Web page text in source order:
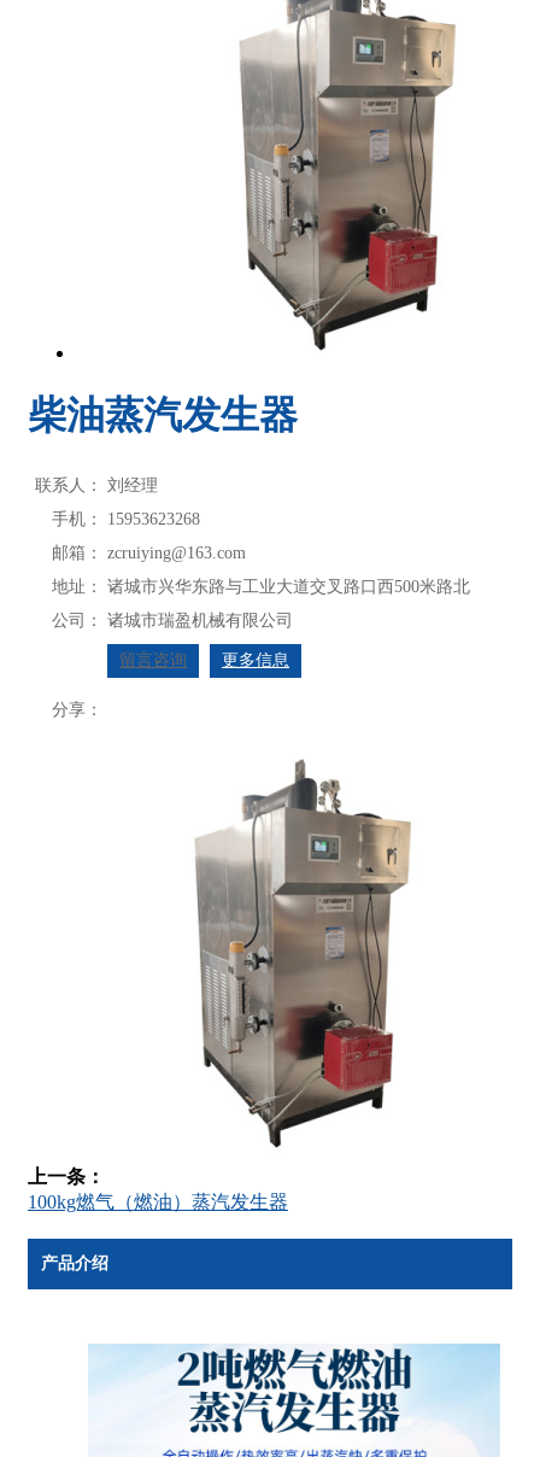
柴油蒸汽发生器
联系人：
刘经理
手机：
15953623268
邮箱：
zcruiying@163.com
地址：
诸城市兴华东路与工业大道交叉路口西500米路北
公司：
诸城市瑞盈机械有限公司
留言咨询 更多信息
分享：
上一条：
100kg燃气（燃油）蒸汽发生器
产品介绍